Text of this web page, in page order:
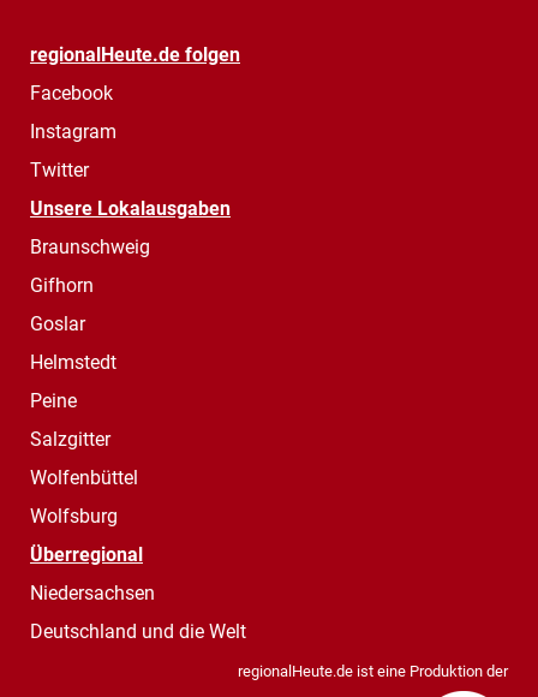
regionalHeute.de folgen
Facebook
Instagram
Twitter
Unsere Lokalausgaben
Braunschweig
Gifhorn
Goslar
Helmstedt
Peine
Salzgitter
Wolfenbüttel
Wolfsburg
Überregional
Niedersachsen
Deutschland und die Welt
regionalHeute.de ist eine Produktion der